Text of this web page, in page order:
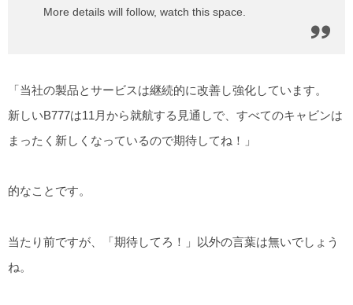
More details will follow, watch this space.
「当社の製品とサービスは継続的に改善し強化しています。
新しいB777は11月から就航する見通しで、すべてのキャビンは
まったく新しくなっているので期待してね！」
的なことです。
当たり前ですが、「期待してろ！」以外の言葉は無いでしょう
ね。